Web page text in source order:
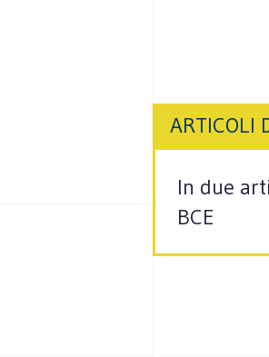
ARTICOLI
In due
BCE